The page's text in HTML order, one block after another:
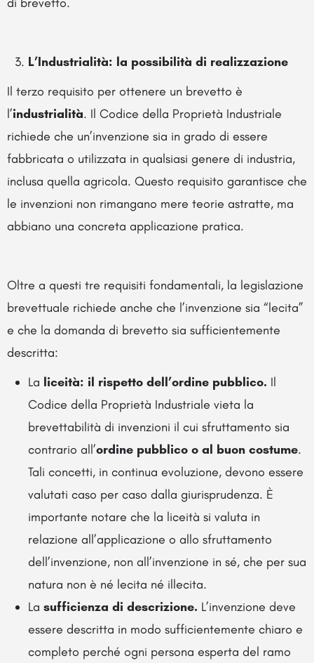
L’Industrialità: la possibilità di realizzazione
Il terzo requisito per ottenere un brevetto è
l’industrialità. Il Codice della Proprietà Industriale
richiede che un’invenzione sia in grado di essere
fabbricata o utilizzata in qualsiasi genere di industria,
inclusa quella agricola. Questo requisito garantisce che
le invenzioni non rimangano mere teorie astratte, ma
abbiano una concreta applicazione pratica.
Oltre a questi tre requisiti fondamentali, la legislazione
brevettuale richiede anche che l’invenzione sia “lecita”
e che la domanda di brevetto sia sufficientemente
descritta:
La liceità: il rispetto dell’ordine pubblico. Il
Codice della Proprietà Industriale vieta la
brevettabilità di invenzioni il cui sfruttamento sia
contrario all’ordine pubblico o al buon costume.
Tali concetti, in continua evoluzione, devono essere
valutati caso per caso dalla giurisprudenza. È
importante notare che la liceità si valuta in
relazione all’applicazione o allo sfruttamento
dell’invenzione, non all’invenzione in sé, che per sua
natura non è né lecita né illecita.
La sufficienza di descrizione. L’invenzione deve
essere descritta in modo sufficientemente chiaro e
completo perché ogni persona esperta del ramo